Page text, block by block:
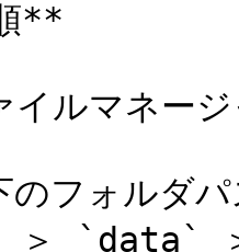
**
＞ `data`